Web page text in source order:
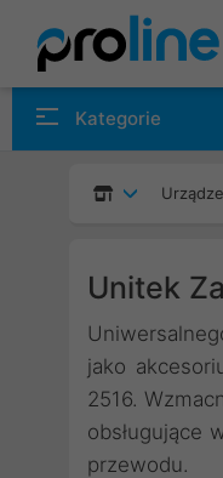
Kategorie
Unitek
jako
2516.
obsługujące
przewodu.